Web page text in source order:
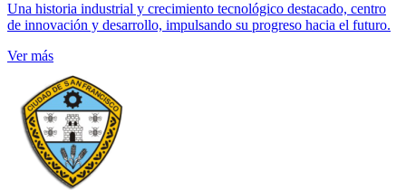
Una historia industrial y crecimiento tecnológico destacado, centro
de innovación y desarrollo, impulsando su progreso hacia el futuro.
Ver más